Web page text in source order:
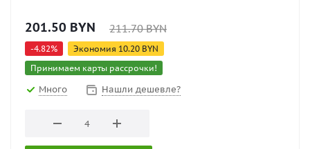
201.50 BYN 211.70BYN
-4.82% Экономия 10.20 BYN
Принимаем карты рассрочки!
Много Нашли дешевле?